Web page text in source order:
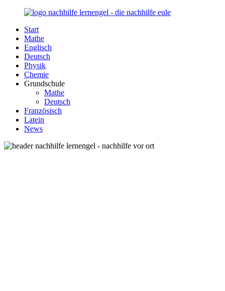
Zurück
Inhalt
Nachhilfe-
Lernengel.de
Unsere
Nachhilfe-
Eule
berät
zum
Damit
Lernen
Spaß
Start
Mathe
Englisch
Deutsch
Physik
Chemie
Grundschule
Mathe
Deutsch
Französisch
Latein
News